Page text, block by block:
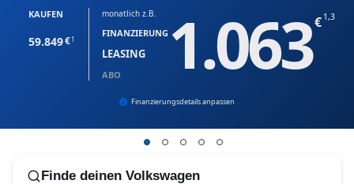
monatlich z.B.
FINANZIERUNG
LEASING
ABO 1.063 1,3
KAUFEN
59.849 1
Finanzierungsdetails anpassen
Finde deinen Volkswagen